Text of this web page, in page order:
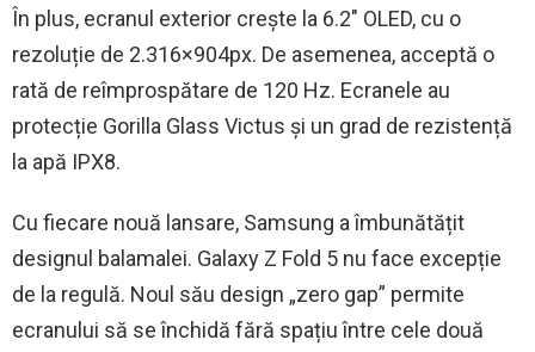
În plus, ecranul exterior crește la 6.2″ OLED, cu o
rezoluție de 2.316×904px. De asemenea, acceptă o
rată de reîmprospătare de 120 Hz. Ecranele au
protecție Gorilla Glass Victus și un grad de rezistență
la apă IPX8.
Cu fiecare nouă lansare, Samsung a îmbunătățit
designul balamalei. Galaxy Z Fold 5 nu face excepție
de la regulă. Noul său design „zero gap” permite
ecranului să se închidă fără spațiu între cele două